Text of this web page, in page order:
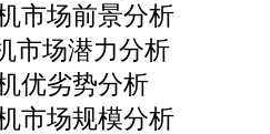
市场前景分析
市场潜力分析
优劣势分析
市场规模分析